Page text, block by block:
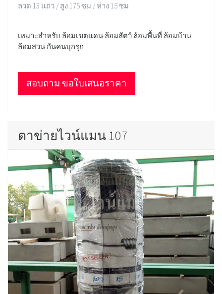
ลวด 13 แถว / สูง 175 ซม / ห่าง 15 ซม
เหมาะสำหรับ ล้อมเขตแดน ล้อมสัตว์ ล้อมพื้นที่ ล้อมบ้าน
ล้อมสวน กันคนบุกรุก
สอบถาม ขอใบเสนอราคา
ตาข่ายไวน์แมน 107